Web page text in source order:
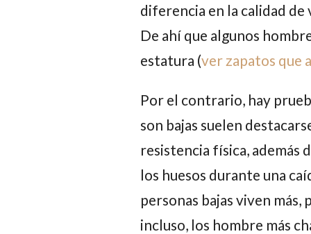
diferencia en la calidad de
De ahí que algunos
estatura (ver zapatos que
Por el contrario, hay
son bajas suelen
resistencia física, además
los huesos durante una
personas bajas viven más,
incluso, los hombre más